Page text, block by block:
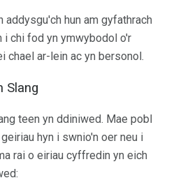
hun am gyfathrach
chi fod yn ymwybodol o'r
chael ar-lein ac yn bersonol.
Slang
teen yn ddiniwed. Mae pobl
hyn i swnio'n oer neu i
rai o eiriau cyffredin yn eich